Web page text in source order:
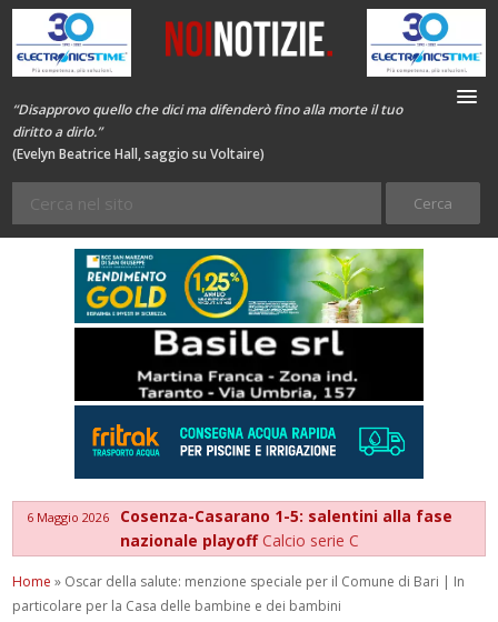
“Disapprovo quello che dici ma difenderò fino alla morte il tuo
diritto a dirlo.”
(Evelyn Beatrice Hall, saggio su Voltaire)
6 Maggio 2026
Cosenza-Casarano 1-5: salentini alla fase
nazionale playoffCalcio serie C
Home » Oscar della salute: menzione speciale per il Comune di Bari | In
particolare per la Casa delle bambine e dei bambini